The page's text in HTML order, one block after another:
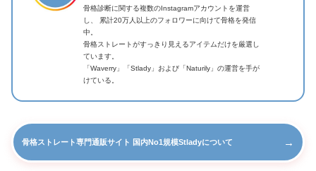
骨格診断に関する複数のInstagramアカウントを運営
し、 累計20万人以上のフォロワーに向けて骨格を発信
中。
骨格ストレートがすっきり見えるアイテムだけを厳選し
ています。
「Waverry」「Stlady」および「Naturily」の運営を手が
けている。
骨格ストレート専門通販サイト 国内No1規模Stladyについて →